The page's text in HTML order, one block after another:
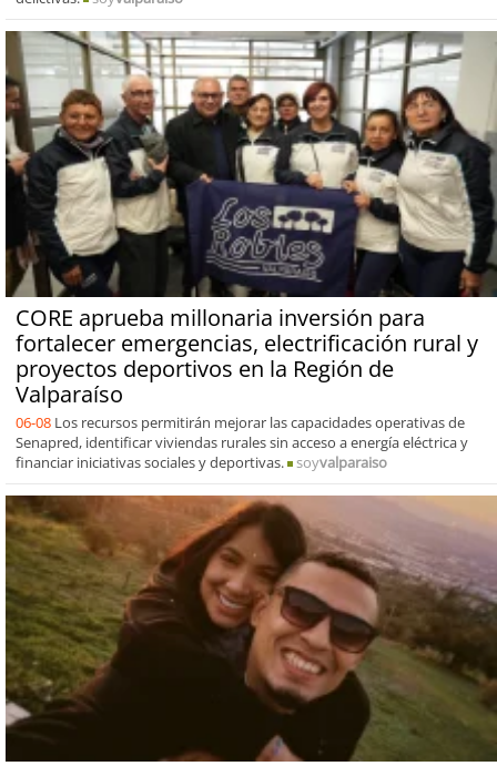
CORE aprueba millonaria inversión para
fortalecer emergencias, electrificación rural y
proyectos deportivos en la Región de
Valparaíso
06-08 Los recursos permitirán mejorar las capacidades operativas de
Senapred, identificar viviendas rurales sin acceso a energía eléctrica y
financiar iniciativas sociales y deportivas.
soyvalparaiso